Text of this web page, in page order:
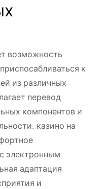
возможность
к
из различных
перевод
компонентов и
казино на
электронным
адаптация
и